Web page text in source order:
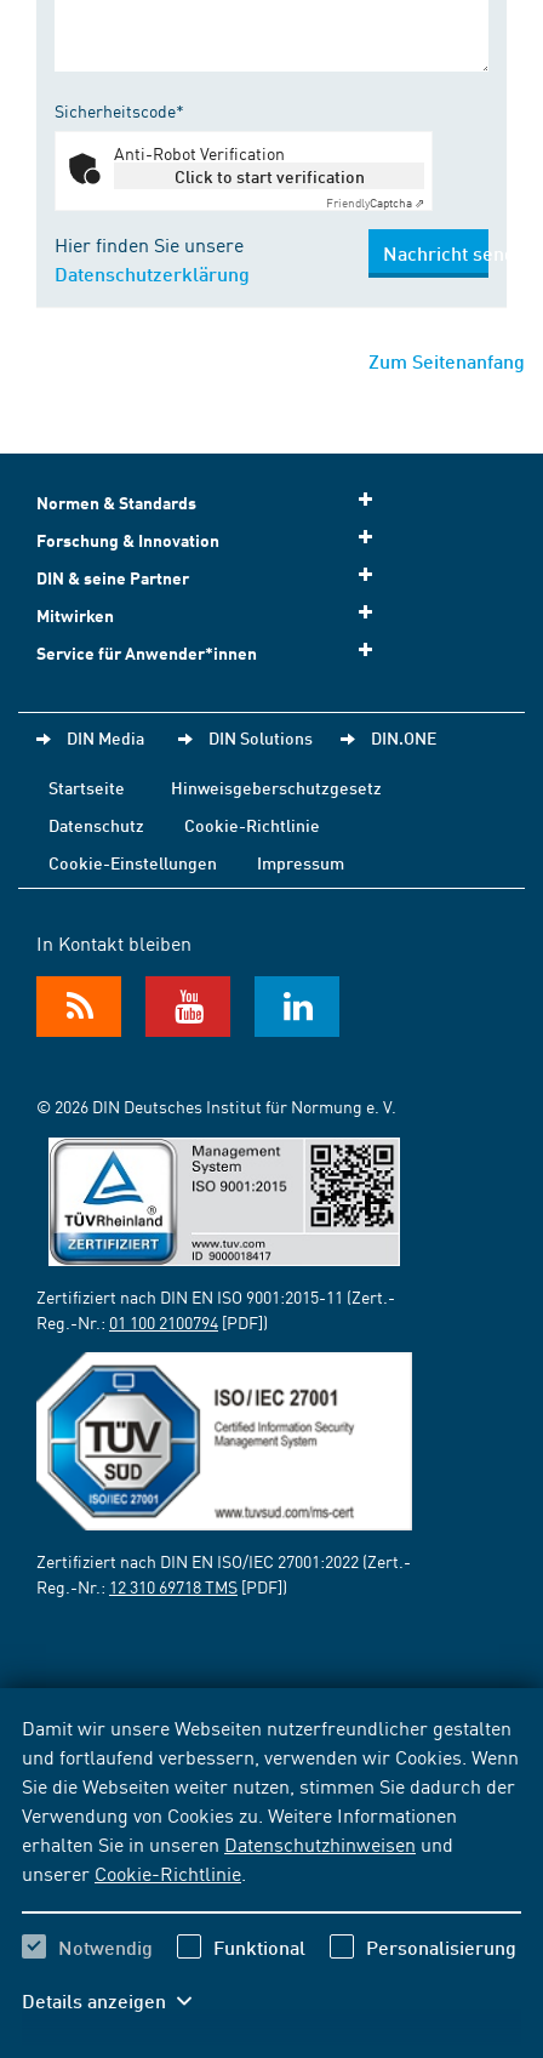
Damit wir unsere Webseiten nutzerfreundlicher gestalten
und fortlaufend verbessern, verwenden wir Cookies. Wenn
Sie die Webseiten weiter nutzen, stimmen Sie dadurch der
Verwendung von Cookies zu. Weitere Informationen
erhalten Sie in unseren Datenschutzhinweisen und
unserer Cookie-Richtlinie
Notwendig Funktional Personalisierung
Details anzeigen
Sicherheitscode*
Anti-Robot Verification
Click to start verification
FriendlyCaptcha ⇗
Hier finden Sie unsere
Datenschutzerklärung
Nachricht senden
Zum Seitenanfang
Normen & Standards
Forschung & Innovation
DIN & seine Partner
Mitwirken
Service für Anwender*innen
DIN Media DIN Solutions DIN.ONE
Startseite
Hinweisgeberschutzgesetz
Datenschutz
Cookie-Richtlinie
Cookie-Einstellungen
Impressum
In Kontakt bleiben
© 2026 DIN Deutsches Institut für Normung e. V.
Zertifiziert nach DIN EN ISO 9001:2015-11 (Zert.-
Reg.-Nr.: 01 100 2100794 [PDF])
Zertifiziert nach DIN EN ISO/IEC 27001:2022 (Zert.-
Reg.-Nr.: 12 310 69718 TMS [PDF])